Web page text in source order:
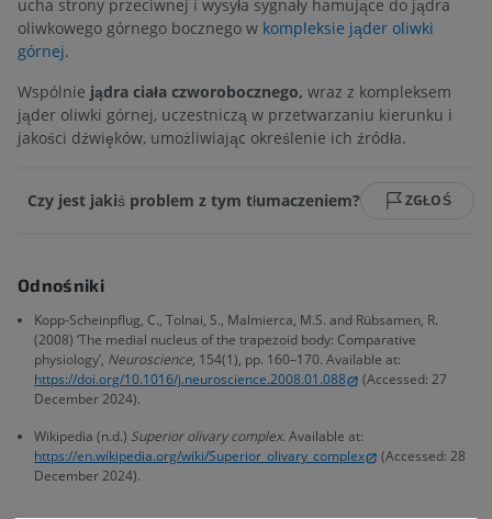
ucha strony przeciwnej i wysyła sygnały hamujące do jądra
oliwkowego górnego bocznego w kompleksie jąder oliwki
górnej.
Wspólnie jądra ciała czworobocznego, wraz z kompleksem
jąder oliwki górnej, uczestniczą w przetwarzaniu kierunku i
jakości dźwięków, umożliwiając określenie ich źródła.
Czy jest jakiś problem z tym tłumaczeniem? ZGŁOŚ
Odnośniki
Kopp-Scheinpflug, C., Tolnai, S., Malmierca, M.S. and Rübsamen, R.
(2008) ‘The medial nucleus of the trapezoid body: Comparative
physiology’, Neuroscience, 154(1), pp. 160–170. Available at:
https://doi.org/10.1016/j.neuroscience.2008.01.088
(Accessed: 27
December 2024).
Wikipedia (n.d.) Superior olivary complex. Available at:
https://en.wikipedia.org/wiki/Superior_olivary_complex
(Accessed: 28
December 2024).